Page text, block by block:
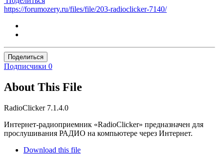
https://forumozery.ru/files/file/203-radioclicker-7140/
Поделиться
Подписчики 0
About This File
RadioClicker 7.1.4.0
Интернет-радиоприемник «RadioClicker» предназначен для
прослушивания РАДИО на компьютере через Интернет.
Download this file